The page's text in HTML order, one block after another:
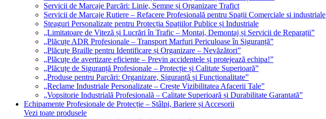
Servicii de Marcaje Parcări: Linie, Semne și Organizare Trafict
Servicii de Marcaje Rutiere – Refacere Profesională pentru Spații Comerciale si industriale
Steaguri Personalizate pentru Protecția Spațiilor Publice și Industriale
„Limitatoare de Viteză și Lucrări în Trafic – Montaj, Demontaj și Servicii de Reparații”
„Plăcuțe ADR Profesionale – Transport Marfuri Periculoase în Siguranță”
„Plăcuțe Braille pentru Identificare și Organizare – Nevăzători”
„Plăcuțe de avertizare eficiente – Previn accidentele și protejează echipa!”
„Plăcuțe de Siguranță Profesionale – Protecție și Calitate Superioară”
„Produse pentru Parcări: Organizare, Siguranță și Funcționalitate”
„Reclame Industriale Personalizate – Crește Vizibilitatea Afacerii Tale”
„Vopsitorie Industrială Profesională – Calitate Superioară și Durabilitate Garantată”
Echipamente Profesionale de Protecție – Stâlpi, Bariere și Accesorii
Vezi toate produsele